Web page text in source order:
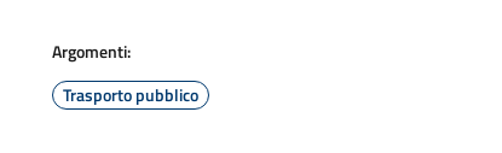
Argomenti:
Trasporto pubblico